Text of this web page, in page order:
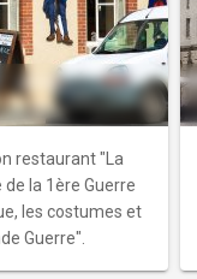
à-Mousson, celle
l'Imagerie
restaurant "La
la 1ère Guerre
les costumes et
Guerre".